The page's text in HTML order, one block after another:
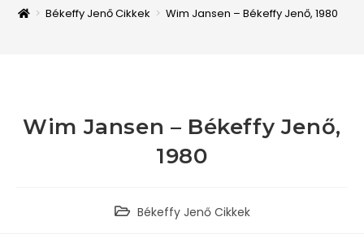
> Békeffy Jenő Cikkek > Wim Jansen – Békeffy Jenő, 1980
Wim Jansen – Békeffy Jenő,
1980
Békeffy Jenő Cikkek